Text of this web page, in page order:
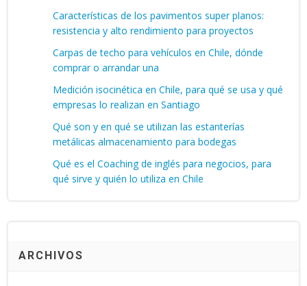
Características de los pavimentos super planos:
resistencia y alto rendimiento para proyectos
Carpas de techo para vehículos en Chile, dónde
comprar o arrandar una
Medición isocinética en Chile, para qué se usa y qué
empresas lo realizan en Santiago
Qué son y en qué se utilizan las estanterías
metálicas almacenamiento para bodegas
Qué es el Coaching de inglés para negocios, para
qué sirve y quién lo utiliza en Chile
ARCHIVOS